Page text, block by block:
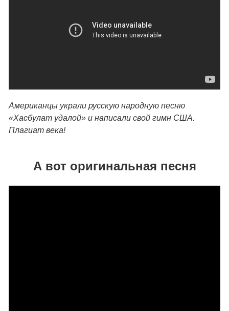
Американцы украли русскую народную песню
«Хасбулат удалой» и написали свой гимн США.
Плагиат века!
А вот оригинальная песня